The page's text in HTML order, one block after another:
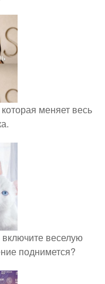
меняет весь
веселую
поднимется?